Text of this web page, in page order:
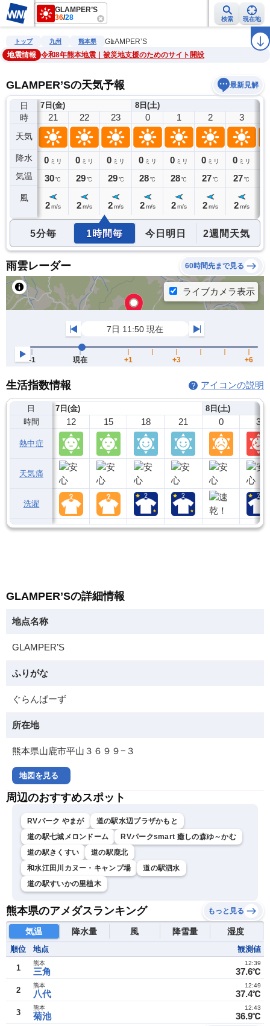
GLAMPER’S
36/28 検索 現在地
雨雲レーダー 台風情報 地震情報 ラ
トップ 九州 熊本県
GLAMPER’S
地震情報
令和8年熊本地震｜被災地支援のためのサイト開設
GLAMPER’Sの天気予報 最新見解
日
時
天気
降水
気温
風
7日(金)
20
0ミリ
30℃
21
0 ミリ
30℃
2 m/s
22
0 ミリ
29℃
2 m/s
23
0 ミリ
29 ℃
2m/s
8日(土)
0
0 ミリ
28℃
2 m/s
1
0 ミリ
28℃
2 m/s
2
0 ミリ
27℃
2 m/s
3
0 ミリ
27℃
2 m/s
5分毎 1時間毎 今日明日 2週間天気
雨雲レーダー 60時間先まで見る
生活指数情報 アイコンの説明
日
時間
熱中症
天気痛
洗濯
7日(金)
12 15 18 21
8日(土)
0 3
GLAMPER’Sの詳細情報
地点名称
GLAMPER’S
ふりがな
ぐらんぱーず
所在地
熊本県山鹿市平山３６９９−３
地図を見る
周辺のおすすめスポット
RVパーク やまが
道の駅水辺プラザかもと
道の駅七城メロンドーム
RVパークsmart 癒しの森ゆ～かむ
道の駅きくすい
道の駅鹿北
和水江田川カヌー・キャンプ場
道の駅泗水
道の駅すいかの里植木
熊本県のアメダスランキング もっと見る
気温 降水量 風 降雪量 湿度
順位 地点 観測値
1 三角
熊本
37.6℃
12:39
2 八代
熊本
37.4℃
12:49
3 菊池
熊本
36.9℃
12:43